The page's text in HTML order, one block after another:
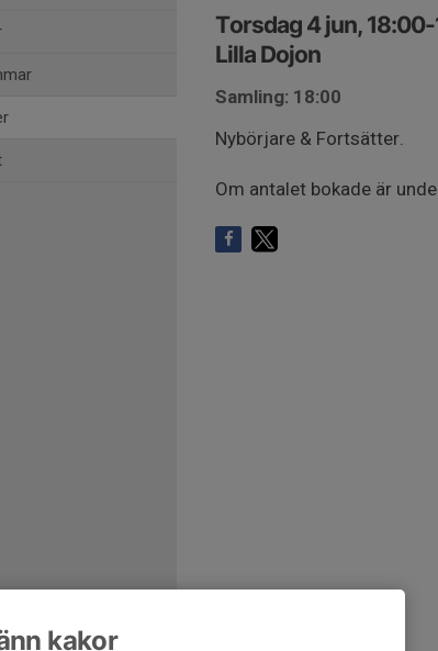
Torsdag 4 jun,
Lilla Dojon
Samling: 18:00
Nybörjare & Fortsätter.
Om antalet bokade är
kakor